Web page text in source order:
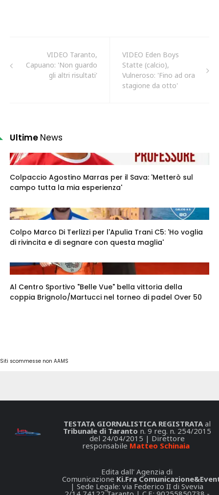
VIDEO Taranto,
Capuano: 'Non guardo
gli altri risultati'
VIDEO Eden Boys
Statte (calcio),
Vulneroso: 'Fino ad ora
stagione da otto'
Ultime News
Colpaccio Agostino Marras per il Sava: 'Metterò sul
campo tutta la mia esperienza'
Colpo Marco Di Terlizzi per l'Apulia Trani C5: 'Ho voglia
di rivincita e di segnare con questa maglia'
Al Centro Sportivo "Belle Vue" bella vittoria della
coppia Brignolo/Martucci nel torneo di padel Over 50
Siti scommesse non AAMS
TESTATA GIORNALISTICA REGISTRATAal
Tribunale di Taranto n. 9 reg. n. 254/2015
del 24/04/2015 | Direttore
responsabile Matteo Schinaia
Edita dall' Agenzia di
Comunicazione Ki.Fra
| Sede Legale: via Federico II di Svevia